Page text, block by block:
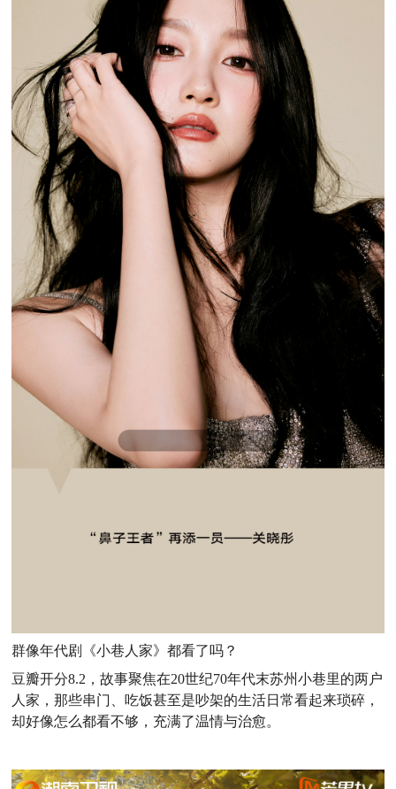
群像年代剧《小巷人家》都看了吗？
豆瓣开分8.2，故事聚焦在20世纪70年代末苏州小巷里的两户
人家，那些串门、吃饭甚至是吵架的生活日常看起来琐碎，
却好像怎么都看不够，充满了温情与治愈。